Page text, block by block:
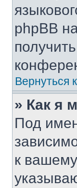
phpBB
Вернуться
» Как я
Под
к